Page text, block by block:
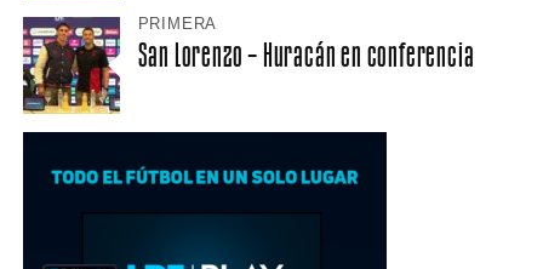
PRIMERA
San Lorenzo – Huracán en conferencia